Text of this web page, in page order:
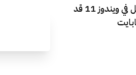
مايكروسوفت تعترف بخلل في ويندوز 11 قد